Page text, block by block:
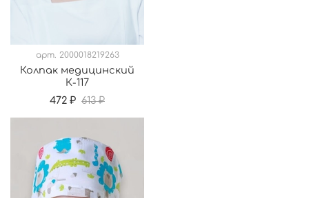
арт. 2000018219263
Колпак медицинский
К-117
472 ₽ 613 ₽